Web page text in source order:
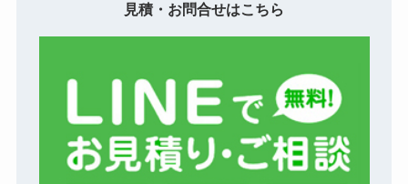
見積・お問合せはこちら